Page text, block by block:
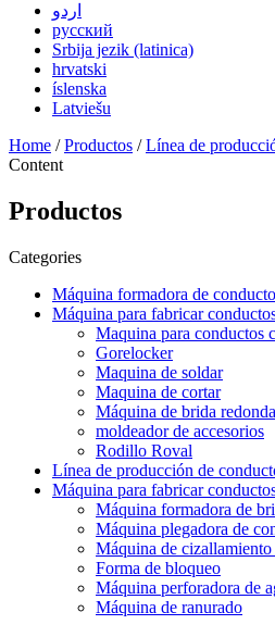
اردو
русский
Srbija jezik (latinica)
hrvatski
íslenska
Latviešu
Home /Productos /Línea de
Content
Productos
Categories
Máquina formadora de
Máquina para fabricar
Maquina para conductos
Gorelocker
Maquina de soldar
Maquina de cortar
Máquina de brida redonda
moldeador de accesorios
Rodillo Roval
Línea de producción de
Máquina para fabricar
Máquina formadora de
Máquina plegadora de
Máquina de
Forma de bloqueo
Máquina perforadora de
Máquina de ranurado